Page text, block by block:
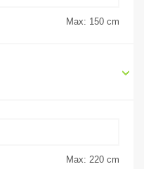
Max: 150 cm
Max: 220 cm